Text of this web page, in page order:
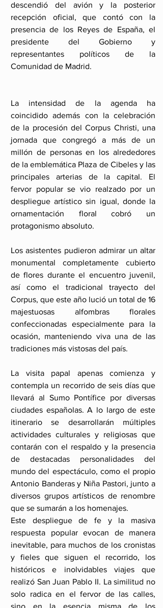
descendió del avión y la posterior
recepción oficial, que contó con la
presencia de los Reyes de España, el
presidente del Gobierno y
representantes políticos de la
Comunidad de Madrid.
La intensidad de la agenda ha
coincidido además con la celebración
de la procesión del Corpus Christi, una
jornada que congregó a más de un
millón de personas en los alrededores
de la emblemática Plaza de Cibeles y las
principales arterias de la capital. El
fervor popular se vio realzado por un
despliegue artístico sin igual, donde la
ornamentación floral cobró un
protagonismo absoluto.
Los asistentes pudieron admirar un altar
monumental completamente cubierto
de flores durante el encuentro juvenil,
así como el tradicional trayecto del
Corpus, que este año lució un total de 16
majestuosas alfombras florales
confeccionadas especialmente para la
ocasión, manteniendo viva una de las
tradiciones más vistosas del país.
La visita papal apenas comienza y
contempla un recorrido de seis días que
llevará al Sumo Pontífice por diversas
ciudades españolas. A lo largo de este
itinerario se desarrollarán múltiples
actividades culturales y religiosas que
contarán con el respaldo y la presencia
de destacadas personalidades del
mundo del espectáculo, como el propio
Antonio Banderas y Niña Pastori, junto a
diversos grupos artísticos de renombre
que se sumarán a los homenajes.
Este despliegue de fe y la masiva
respuesta popular evocan de manera
inevitable, para muchos de los cronistas
y fieles que siguen el recorrido, los
históricos e inolvidables viajes que
realizó San Juan Pablo II. La similitud no
solo radica en el fervor de las calles,